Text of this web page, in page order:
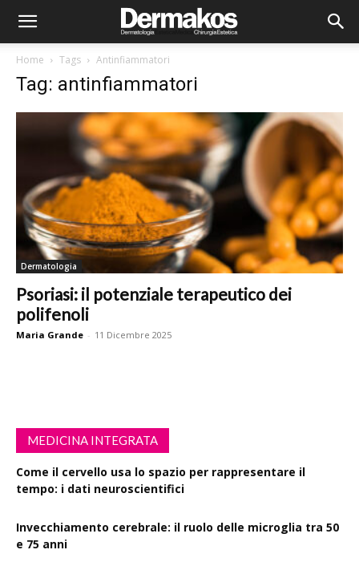
Home Tags Antinfiammatori
Tag: antinfiammatori
Dermatologia
Psoriasi: il potenziale terapeutico dei
polifenoli
Maria Grande - 11 Dicembre 2025
MEDICINA INTEGRATA
Come il cervello usa lo spazio per rappresentare il
tempo: i dati neuroscientifici
Invecchiamento cerebrale: il ruolo delle microglia tra 50
e 75 anni